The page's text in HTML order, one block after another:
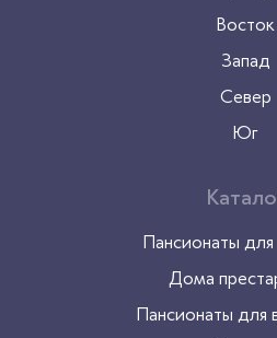
Восток
Запад
Север
Юг
Пансионаты
Дома
Пансионаты для